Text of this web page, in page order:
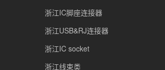
浙江IC脚座连接器
浙江USB&RJ连接器
浙江IC socket
浙江线束类